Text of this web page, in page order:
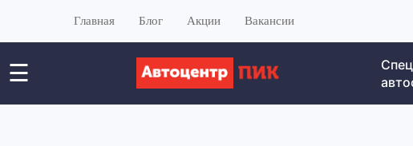
Главная Блог Акции Вакансии
☰